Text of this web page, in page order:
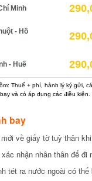
Minh
- Hồ
- Huế
Thuế + phí, hành lý ký gửi,
và có áp dụng các điều kiện.
bay
về giấy tờ tuỳ thân khi
nhận nhân thân để đi
tét ra nước ngoài có thể